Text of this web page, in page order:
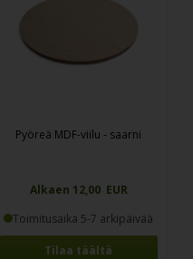
Pyöreä MDF-viilu - saarni
Alkaen 12,00 EUR
Toimitusaika 5-7 arkipäivää
Tilaa täältä